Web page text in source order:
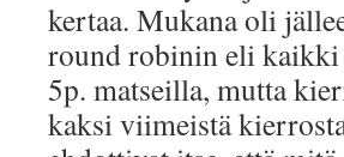
kertaa. Mukana oli
round robinin eli kaikki
5p. matseilla, mutta
kaksi viimeistä